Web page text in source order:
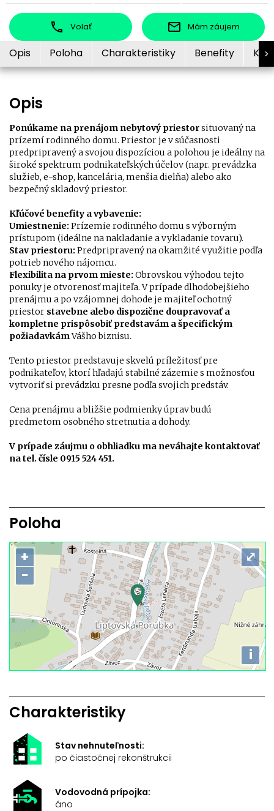
Volať Mám záujem
Opis Poloha Charakteristiky Benefity
Opis
Ponúkame na prenájom nebytový priestorsituovaný na
prízemí rodinného domu. Priestor je v súčasnosti
predpripravený a svojou dispozíciou a polohou je ideálny na
široké spektrum podnikateľských účelov (napr. prevádzka
služieb, e-shop, kancelária, menšia dielňa) alebo ako
bezpečný skladový priestor.
Kľúčové benefity a vybavenie:
Umiestnenie: Prízemie rodinného domu s výborným
prístupom (ideálne na nakladanie a vykladanie tovaru).
Stav priestoru: Predpripravený na okamžité využitie podľa
potrieb nového nájomcu.
Flexibilita na prvom mieste: Obrovskou výhodou tejto
ponuky je otvorenosť majiteľa. V prípade dlhodobejšieho
prenájmu a po vzájomnej dohode je majiteľ ochotný
priestor stavebne alebo dispozične doupravovať a
kompletne prispôsobiť predstavám a špecifickým
požiadavkámVášho biznisu.
Tento priestor predstavuje skvelú príležitosť pre
podnikateľov, ktorí hľadajú stabilné zázemie s možnosťou
vytvoriť si prevádzku presne podľa svojich predstáv.
Cena prenájmu a bližšie podmienky úprav budú
predmetom osobného stretnutia a dohody.
V prípade záujmu o obhliadku ma neváhajte kontaktovať
na tel. čísle 0915 524 451.
Poloha
+
−
i
⤢
Charakteristiky
Stav nehnuteľnosti:
po čiastočnej rekonštrukcii
Vodovodná prípojka:
áno